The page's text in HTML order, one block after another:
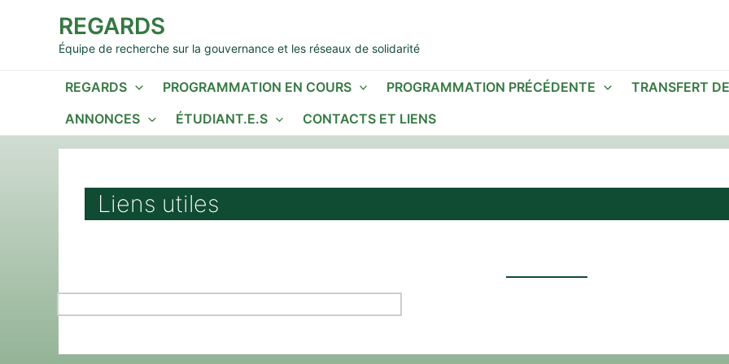
REGARDS
Équipe de recherche sur la gouvernance et les réseaux de solidarité
REGARDS PROGRAMMATION EN COURS PROGRAMMATION PRÉCÉDENTE
TRANSFERT
ANNONCES
ÉTUDIANT.E.S CONTACTS ET LIENS
Liens utiles